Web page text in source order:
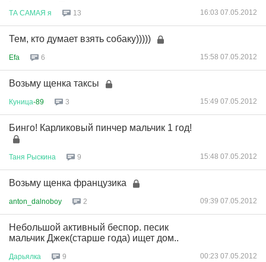
ТА САМАЯ я 13 16:03 07.05.2012
Тем, кто думает взять собаку)))))
Efa 6 15:58 07.05.2012
Возьму щенка таксы
Куница-89 3 15:49 07.05.2012
Бинго! Карликовый пинчер мальчик 1 год!
Таня Рыскина 9 15:48 07.05.2012
Возьму щенка французика
anton_dalnoboy 2 09:39 07.05.2012
Небольшой активный беспор. песик
мальчик Джек(старше года) ищет дом..
Дарьялка 9 00:23 07.05.2012